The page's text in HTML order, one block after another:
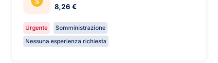
8,26 €
Urgente
Somministrazione
Nessuna esperienza richiesta